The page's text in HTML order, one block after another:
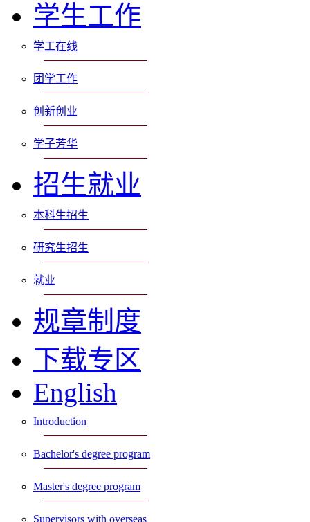
学生工作
学工在线
团学工作
创新创业
学子芳华
招生就业
本科生招生
研究生招生
就业
规章制度
下载专区
English
Introduction
Bachelor's degree program
Master's degree program
Supervisors with overseas